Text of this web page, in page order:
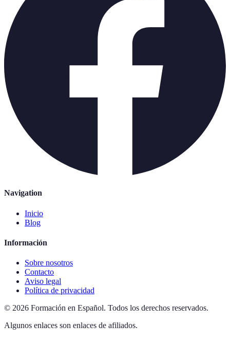
Navigation
Inicio
Blog
Información
Sobre nosotros
Contacto
Aviso legal
Política de privacidad
© 2026 Formación en Español. Todos los derechos reservados.
Algunos enlaces son enlaces de afiliados.